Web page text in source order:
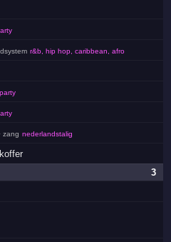
r&b, hip hop, caribbean, afro
party
· zang nederlandstalig
3